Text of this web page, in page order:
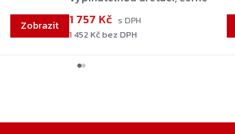
1 452 Kč bez DPH
1 757 Kč